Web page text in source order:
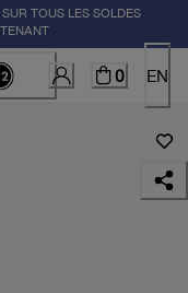
TOUS LES SOLDES
0 EN